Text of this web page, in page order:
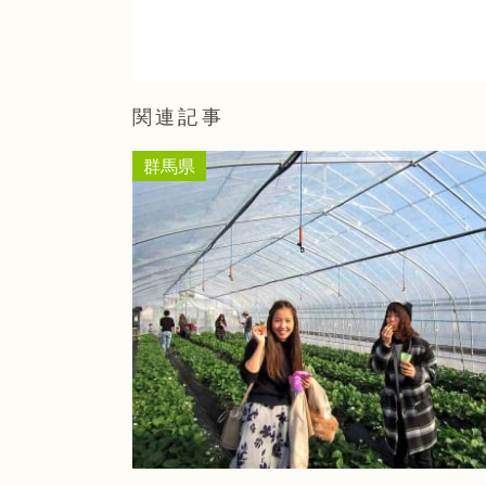
関連記事
群馬県